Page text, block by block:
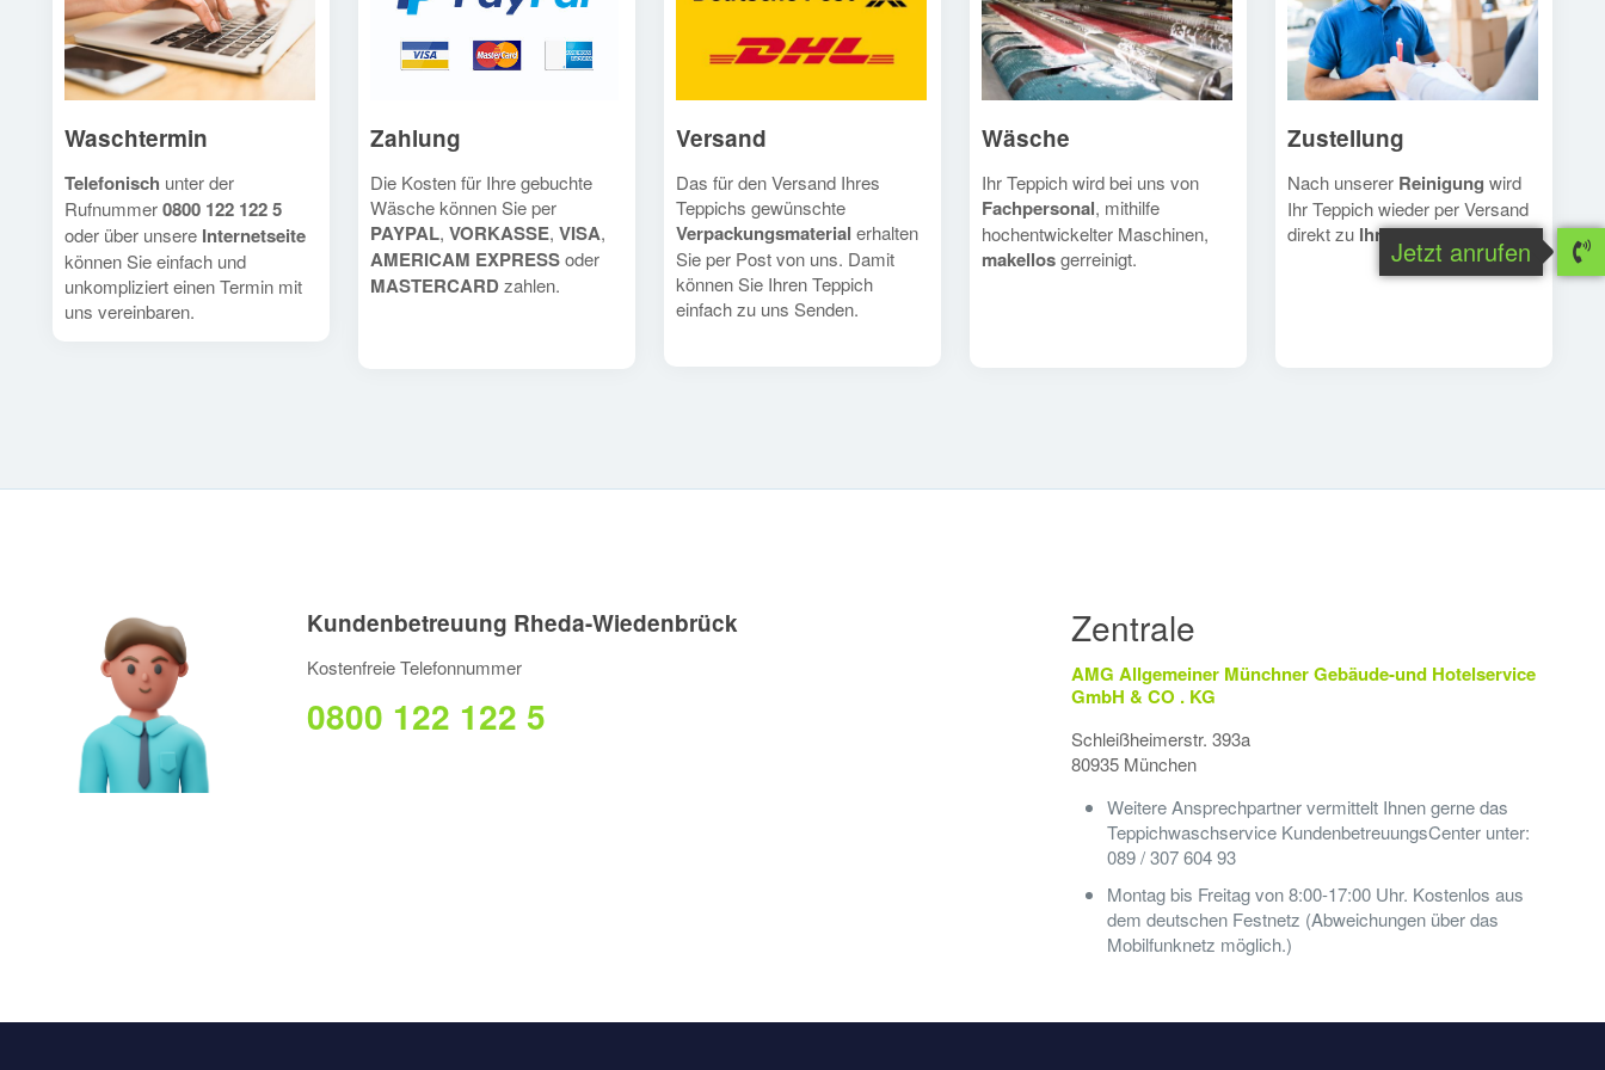
Waschtermin
Telefonisch unter der
Rufnummer0800 122 122 5
oder über unsere Internetseite
können Sie einfach und
unkompliziert einen Termin mit
uns vereinbaren.
Zahlung
Die Kosten für Ihre gebuchte
Wäsche können Sie per
PAYPAL, VORKASSE, VISA,
AMERICAM EXPRESSoder
MASTERCARDzahlen.
Versand
Das für den Versand Ihres
Teppichs gewünschte
Verpackungsmaterial erhalten
Sie per Post von uns. Damit
können Sie Ihren Teppich
einfach zu uns Senden.
Wäsche
Ihr Teppich wird bei uns von
Fachpersonal, mithilfe
hochentwickelter Maschinen,
makellosgerreinigt.
Zustellung
Nach unserer Reinigung wird
Ihr Teppich wieder per Versand
direkt zu Ihnengeschickt.
Kundenbetreuung Rheda-Wiedenbrück
Kostenfreie Telefonnummer
0800 122 122 5
Zentrale
AMG Allgemeiner Münchner Gebäude-und Hotelservice
GmbH & CO . KG
Schleißheimerstr. 393a
80935 München
Weitere Ansprechpartner vermittelt Ihnen gerne das
Teppichwaschservice KundenbetreuungsCenter unter:
089 / 307 604 93
Montag bis Freitag von 8:00-17:00 Uhr. Kostenlos aus
dem deutschen Festnetz (Abweichungen über das
Mobilfunknetz möglich.)
Jetzt anrufen